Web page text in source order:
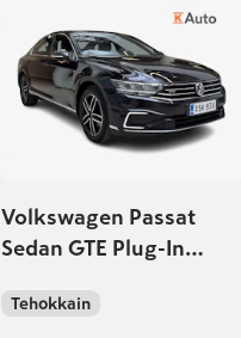
Volkswagen Passat
Sedan GTE Plug-In
automaatti
Tehokkain